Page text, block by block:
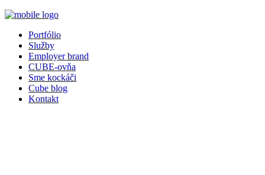
Portfólio
Služby
Employer brand
CUBE-ovňa
Sme kockáči
Cube blog
Kontakt